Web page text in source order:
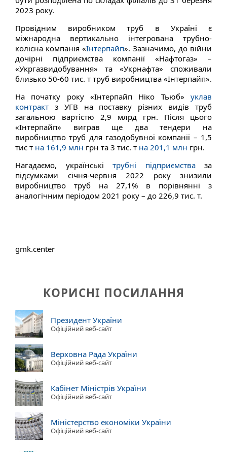
2023 року.
Провідним виробником труб в Україні є
міжнародна вертикально інтегрована трубно-
колісна компанія «Інтерпайп». Зазначимо, до війни
дочірні підприємства компанії «Нафтогаз» –
«Укргазвидобування» та «Укрнафта» споживали
близько 50-60 тис. т труб виробництва «Інтерпайп».
На початку року «Інтерпайп Ніко Тьюб» уклав
контракт з УГВ на поставку різних видів труб
загальною вартістю 2,9 млрд грн. Після цього
«Інтерпайп» виграв ще два тендери на
виробництво труб для газодобувної компанії – 1,5
тис т на 161,9 млн грн та 3 тис. т на 201,1 млн грн.
Нагадаємо, українські трубні підприємстваза
підсумками січня-червня 2022 року знизили
виробництво труб на 27,1% в порівнянні з
аналогічним періодом 2021 року – до 226,9 тис. т.
gmk.center
КОРИСНІ ПОСИЛАННЯ
Президент України
Офіційний веб-сайт
Верховна Рада України
Офіційний веб-сайт
Кабінет Міністрів України
Офіційний веб-сайт
Міністерство економіки України
Офіційний веб-сайт